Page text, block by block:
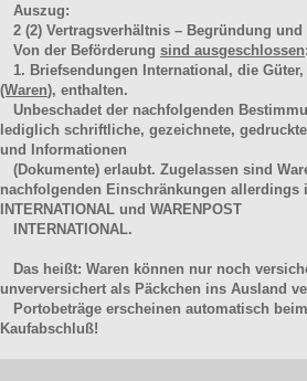
Auszug:
2 (2) Vertragsverhältnis – Begründung
Von der Beförderung sind ausgeschlossen:
1. Briefsendungen International, die Güter,
(Waren), enthalten.
Unbeschadet der nachfolgenden
lediglich schriftliche, gezeichnete,
und Informationen
(Dokumente) erlaubt. Zugelassen sind
nachfolgenden Einschränkungen allerdings
INTERNATIONAL und WARENPOST
INTERNATIONAL.
Das heißt: Waren können nur noch
unverversichert als Päckchen ins Ausland
Portobeträge erscheinen automatisch
Kaufabschluß!